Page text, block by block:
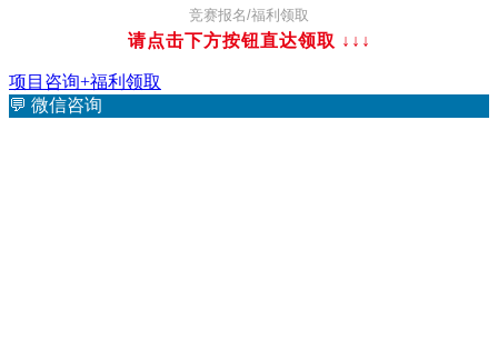
竞赛报名/福利领取
请点击下方按钮直达领取 ↓↓↓
项目咨询+福利领取
💬 微信咨询